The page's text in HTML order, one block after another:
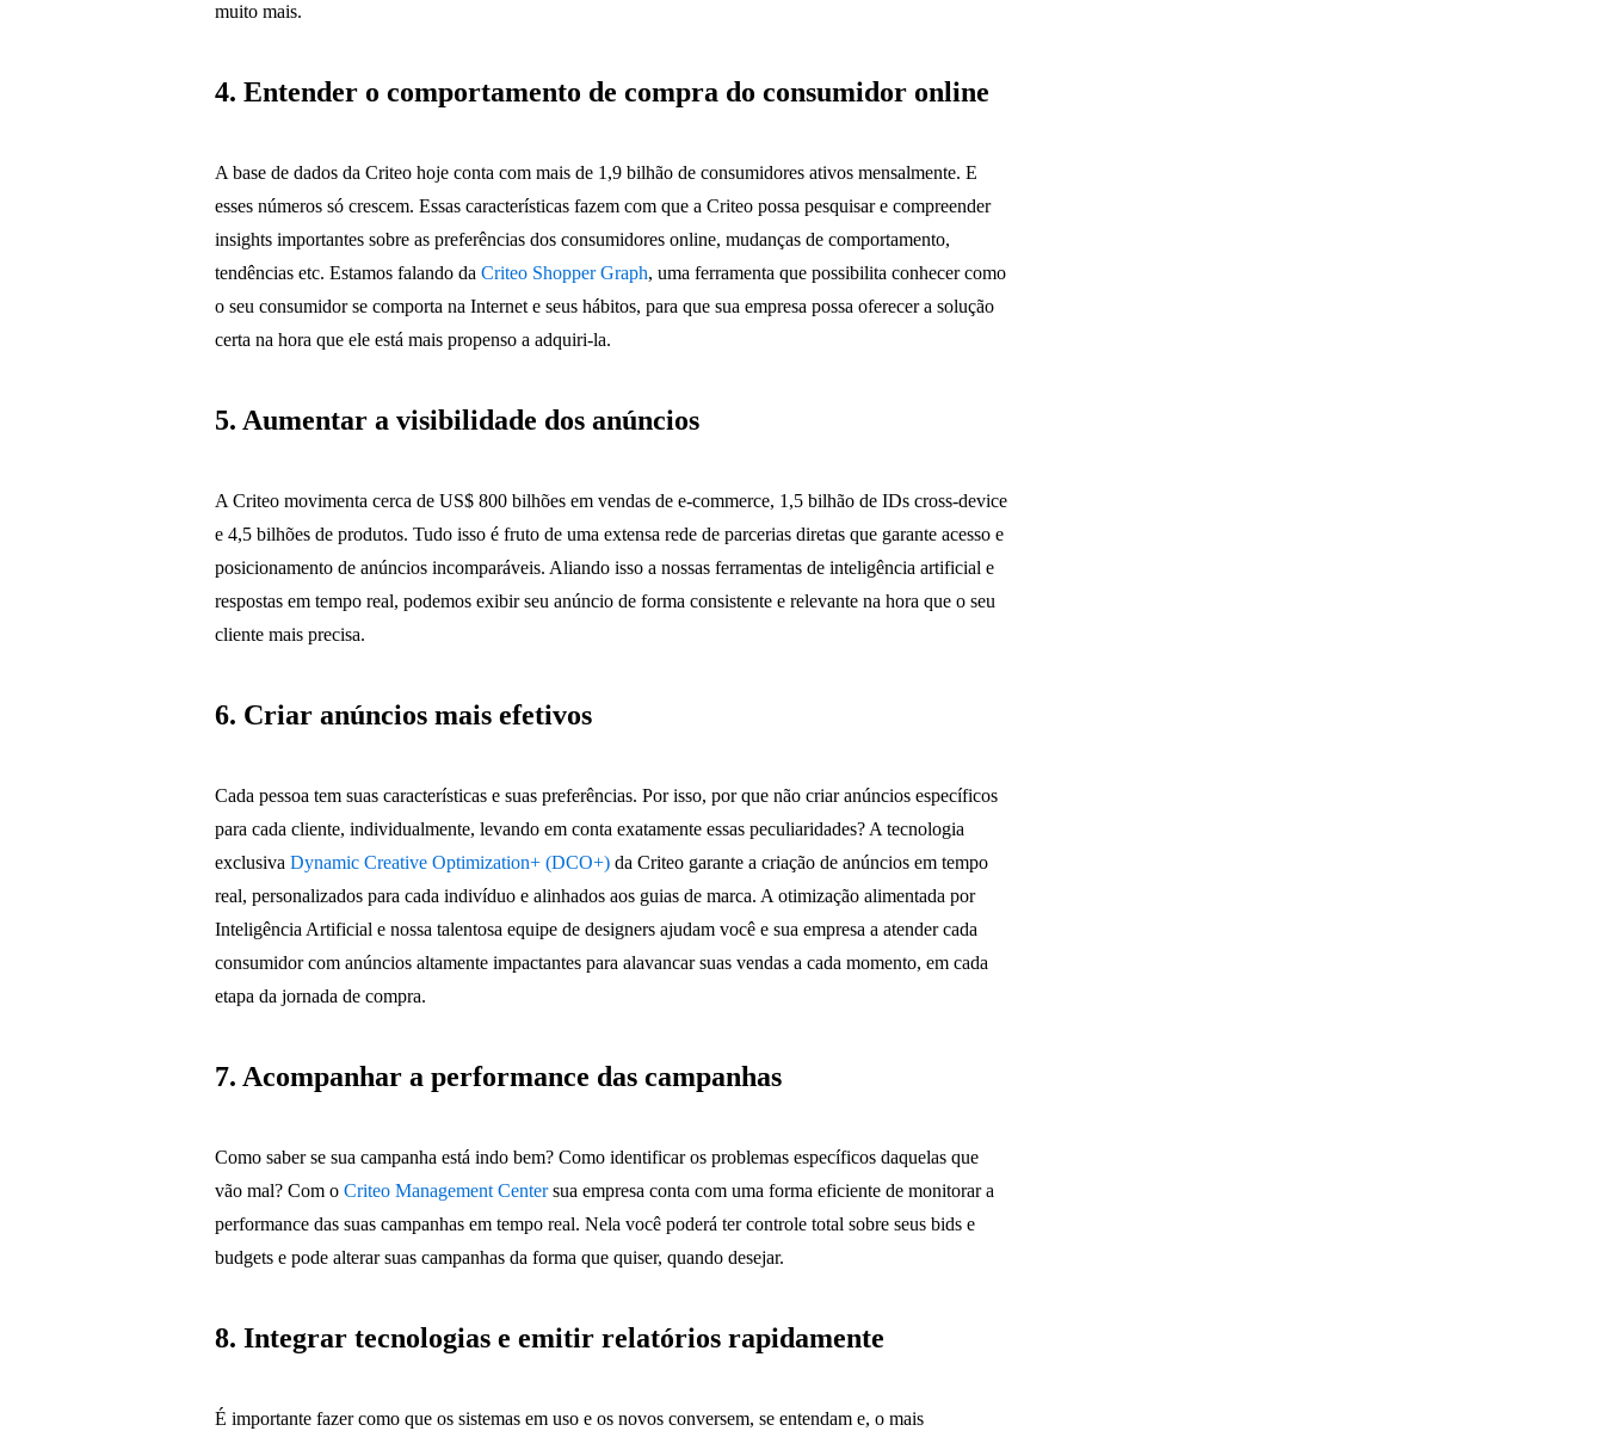
muito mais.
4. Entender o comportamento de compra do consumidor online
A base de dados da Criteo hoje conta com mais de 1,9 bilhão de consumidores ativos mensalmente. E
esses números só crescem. Essas características fazem com que a Criteo possa pesquisar e compreender
insights importantes sobre as preferências dos consumidores online, mudanças de comportamento,
tendências etc. Estamos falando daCriteo Shopper Graph, uma ferramenta que possibilita conhecer como
o seu consumidor se comporta na Internet e seus hábitos, para que sua empresa possa oferecer a solução
certa na hora que ele está mais propenso a adquiri-la.
5. Aumentar a visibilidade dos anúncios
A Criteo movimenta cerca de US$ 800 bilhões em vendas de e-commerce, 1,5 bilhão de IDs cross-device
e 4,5 bilhões de produtos. Tudo isso é fruto de uma extensa rede de parcerias diretas que garante acesso e
posicionamento de anúncios incomparáveis. Aliando isso a nossas ferramentas de inteligência artificial e
respostas em tempo real, podemos exibir seu anúncio de forma consistente e relevante na hora que o seu
cliente mais precisa.
6. Criar anúncios mais efetivos
Cada pessoa tem suas características e suas preferências. Por isso, por que não criar anúncios específicos
para cada cliente, individualmente, levando em conta exatamente essas peculiaridades? A tecnologia
exclusivaDynamic Creative Optimization+ (DCO+) da Criteo garante a criação de anúncios em tempo
real, personalizados para cada indivíduo e alinhados aos guias de marca. A otimização alimentada por
Inteligência Artificial e nossa talentosa equipe de designers ajudam você e sua empresa a atender cada
consumidor com anúncios altamente impactantes para alavancar suas vendas a cada momento, em cada
etapa da jornada de compra.
7. Acompanhar a performance das campanhas
Como saber se sua campanha está indo bem? Como identificar os problemas específicos daquelas que
vão mal? Com oCriteo Management Centersua empresa conta com uma forma eficiente de monitorar a
performance das suas campanhas em tempo real. Nela você poderá ter controle total sobre seus bids e
budgets e pode alterar suas campanhas da forma que quiser, quando desejar.
8. Integrar tecnologias e emitir relatórios rapidamente
É importante fazer como que os sistemas em uso e os novos conversem, se entendam e, o mais